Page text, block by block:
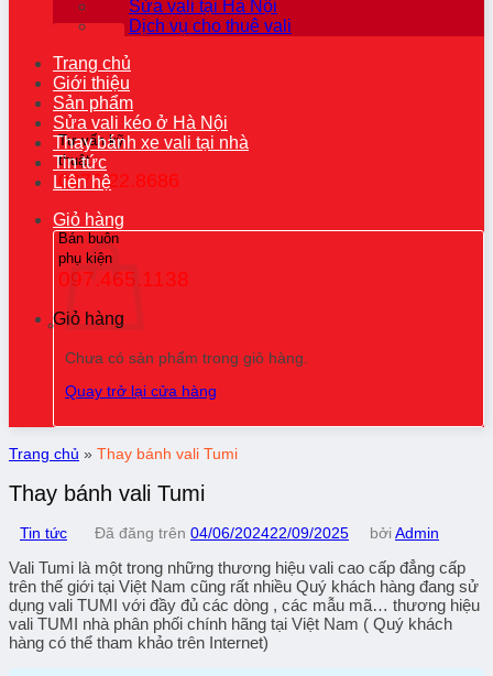
Tư vấn kỹ
thuật
0976.22.8686
Bán buôn
phụ kiện
097.465.1138
Giỏ hàng
Sửa vali tại Hà Nội
Dịch vụ cho thuê vali
Trang chủ
Giới thiệu
Sản phẩm
Sửa vali kéo ở Hà Nội
Thay bánh xe vali tại nhà
Tin tức
Liên hệ
Giỏ hàng
Chưa có sản phẩm trong giỏ hàng.
Quay trở lại cửa hàng
Trang chủ » Thay bánh vali Tumi
Thay bánh vali Tumi
Tin tức Đã đăng trên 04/06/202422/09/2025 bởi Admin
Vali Tumi là một trong những thương hiệu vali cao cấp đẳng cấp
trên thế giới tại Việt Nam cũng rất nhiều Quý khách hàng đang sử
dụng vali TUMI với đầy đủ các dòng , các mẫu mã… thương hiệu
vali TUMI nhà phân phối chính hãng tại Việt Nam ( Quý khách
hàng có thể tham khảo trên Internet)